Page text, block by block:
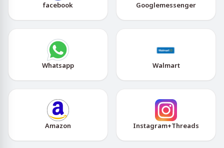
facebook Googlemessenger
Whatsapp Walmart
Amazon Instagram+Threads